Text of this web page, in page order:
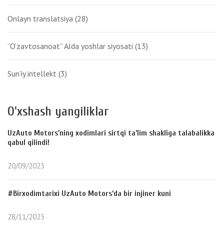
Onlayn translatsiya (28)
“O‘zavtosanoat” AJda yoshlar siyosati (13)
Sun'iy intellekt (3)
O'xshash yangiliklar
UzAuto Motors’ning xodimlari sirtqi ta’lim shakliga talabalikka
qabul qilindi!
20/09/2023
#Birxodimtarixi UzAuto Motors’da bir injiner kuni
28/11/2023